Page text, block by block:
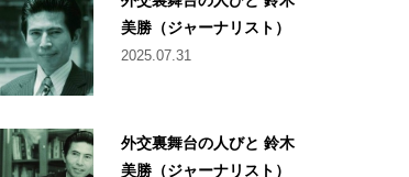
美勝（ジャーナリスト）
2025.07.31
外交裏舞台の人びと 鈴木
美勝（ジャーナリスト）